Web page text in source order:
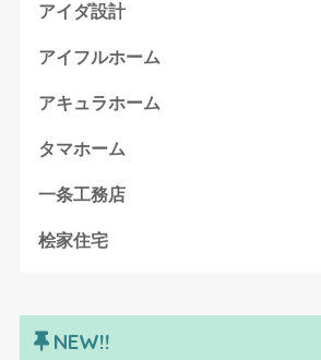
アイダ設計
アイフルホーム
アキュラホーム
タマホーム
一条工務店
桧家住宅
NEW!!